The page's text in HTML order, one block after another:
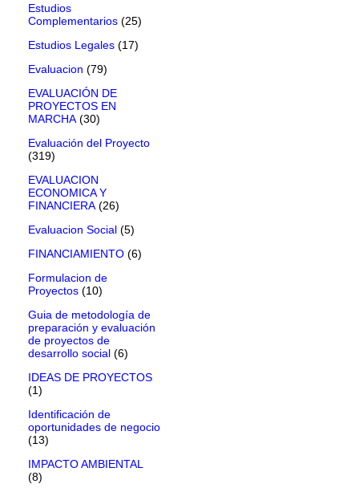
Estudios
Complementarios (25)
Estudios Legales (17)
Evaluacion (79)
EVALUACIÓN DE
PROYECTOS EN
MARCHA (30)
Evaluación del Proyecto
(319)
EVALUACION
ECONOMICA Y
FINANCIERA (26)
Evaluacion Social (5)
FINANCIAMIENTO (6)
Formulacion de
Proyectos (10)
Guia de metodología de
preparación y evaluación
de proyectos de
desarrollo social (6)
IDEAS DE PROYECTOS
(1)
Identificación de
oportunidades de negocio
(13)
IMPACTO AMBIENTAL
(8)